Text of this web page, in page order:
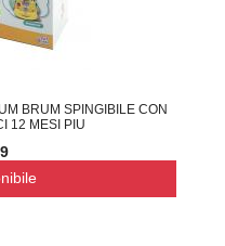
BRUM SPINGIBILE CON
12 MESI PIU